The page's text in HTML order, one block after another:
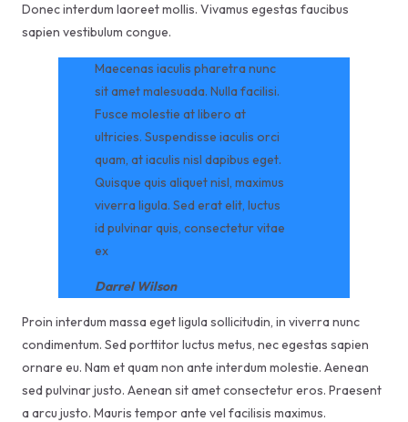
Donec interdum laoreet mollis. Vivamus egestas faucibus
sapien vestibulum congue.
Maecenas iaculis pharetra nunc
sit amet malesuada. Nulla facilisi.
Fusce molestie at libero at
ultricies. Suspendisse iaculis orci
quam, at iaculis nisl dapibus eget.
Quisque quis aliquet nisl, maximus
viverra ligula. Sed erat elit, luctus
id pulvinar quis, consectetur vitae
ex
Darrel Wilson
Proin interdum massa eget ligula sollicitudin, in viverra nunc
condimentum. Sed porttitor luctus metus, nec egestas sapien
ornare eu. Nam et quam non ante interdum molestie. Aenean
sed pulvinar justo. Aenean sit amet consectetur eros. Praesent
a arcu justo. Mauris tempor ante vel facilisis maximus.